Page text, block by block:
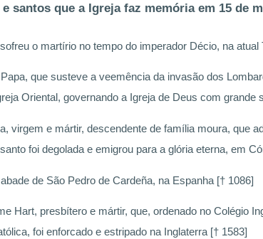
santos que a Igreja faz memória em 15 de
o martírio no tempo do imperador Décio, na atual
que susteve a veemência da invasão dos
Oriental, governando a Igreja de Deus com grande
virgem e mártir, descendente de família moura, que
foi degolada e emigrou para a glória eterna, em
de São Pedro de Cardeña, na Espanha [† 1086]
Hart, presbítero e mártir, que, ordenado no Colégio
foi enforcado e estripado na Inglaterra [† 1583]